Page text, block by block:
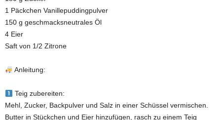
1 Päckchen Vanillepuddingpulver
150 g geschmacksneutrales Öl
4 Eier
Saft von 1/2 Zitrone
Anleitung:
Teig zubereiten:
Mehl, Zucker, Backpulver und Salz in einer Schüssel vermischen.
Butter in Stückchen und Eier hinzufügen, rasch zu einem Teig